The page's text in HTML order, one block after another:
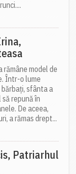
model de
Într-o lume
bărbați, sfânta a
repună în
De aceea,
a rămas drept...
Patriarhul